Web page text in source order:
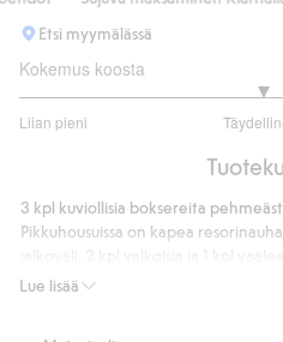
Etsi myymälässä
Kokemus koosta
Liian pieni
/
ääneen
Lue lisää
3 kpl kuviollisia boksereita
Pikkuhousuissa on kapea
mansikkakuvio.